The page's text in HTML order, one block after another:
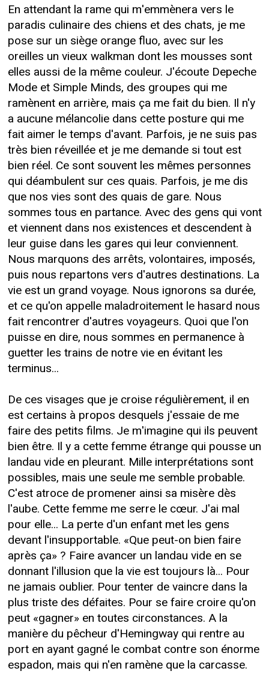
En attendant la rame qui m'emmènera vers le
paradis culinaire des chiens et des chats, je me
pose sur un siège orange fluo, avec sur les
oreilles un vieux walkman dont les mousses sont
elles aussi de la même couleur. J'écoute Depeche
Mode et Simple Minds, des groupes qui me
ramènent en arrière, mais ça me fait du bien. Il n'y
a aucune mélancolie dans cette posture qui me
fait aimer le temps d'avant. Parfois, je ne suis pas
très bien réveillée et je me demande si tout est
bien réel. Ce sont souvent les mêmes personnes
qui déambulent sur ces quais. Parfois, je me dis
que nos vies sont des quais de gare. Nous
sommes tous en partance. Avec des gens qui vont
et viennent dans nos existences et descendent à
leur guise dans les gares qui leur conviennent.
Nous marquons des arrêts, volontaires, imposés,
puis nous repartons vers d'autres destinations. La
vie est un grand voyage. Nous ignorons sa durée,
et ce qu'on appelle maladroitement le hasard nous
fait rencontrer d'autres voyageurs. Quoi que l'on
puisse en dire, nous sommes en permanence à
guetter les trains de notre vie en évitant les
terminus...
De ces visages que je croise régulièrement, il en
est certains à propos desquels j'essaie de me
faire des petits films. Je m'imagine qui ils peuvent
bien être. Il y a cette femme étrange qui pousse un
landau vide en pleurant. Mille interprétations sont
possibles, mais une seule me semble probable.
C'est atroce de promener ainsi sa misère dès
l'aube. Cette femme me serre le cœur. J'ai mal
pour elle... La perte d'un enfant met les gens
devant l'insupportable. «Que peut-on bien faire
après ça» ? Faire avancer un landau vide en se
donnant l'illusion que la vie est toujours là... Pour
ne jamais oublier. Pour tenter de vaincre dans la
plus triste des défaites. Pour se faire croire qu'on
peut «gagner» en toutes circonstances. A la
manière du pêcheur d'Hemingway qui rentre au
port en ayant gagné le combat contre son énorme
espadon, mais qui n'en ramène que la carcasse.